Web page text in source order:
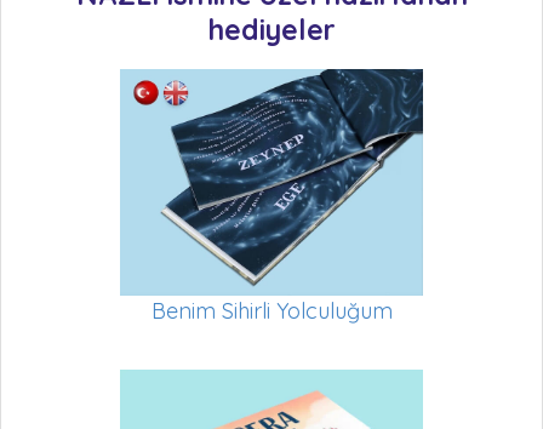
hediyeler
Benim Sihirli Yolculuğum